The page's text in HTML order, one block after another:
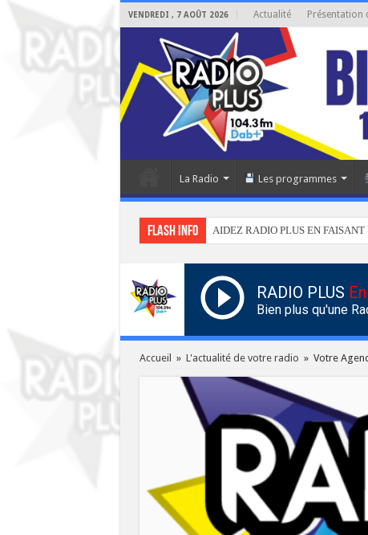
VENDREDI , 7 AOÛT 2026 Actualité Présentation
La Radio Les programmes
Flash info AIDEZ RADIO PLUS EN
RADIO PLUS
Bien plus qu'une
Accueil » L'actualité de votre radio » Votre